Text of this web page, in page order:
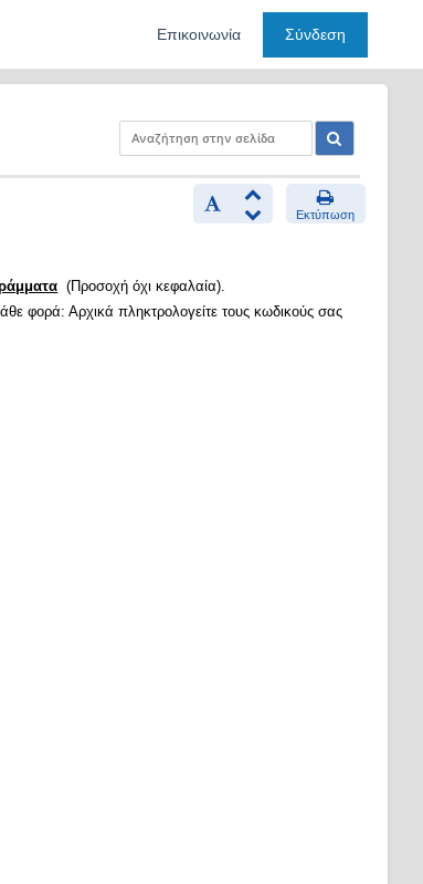
Επικοινωνία Σύνδεση
Εκτύπωση
(Προσοχή όχι κεφαλαία).
φορά: Αρχικά πληκτρολογείτε τους κωδικούς σας